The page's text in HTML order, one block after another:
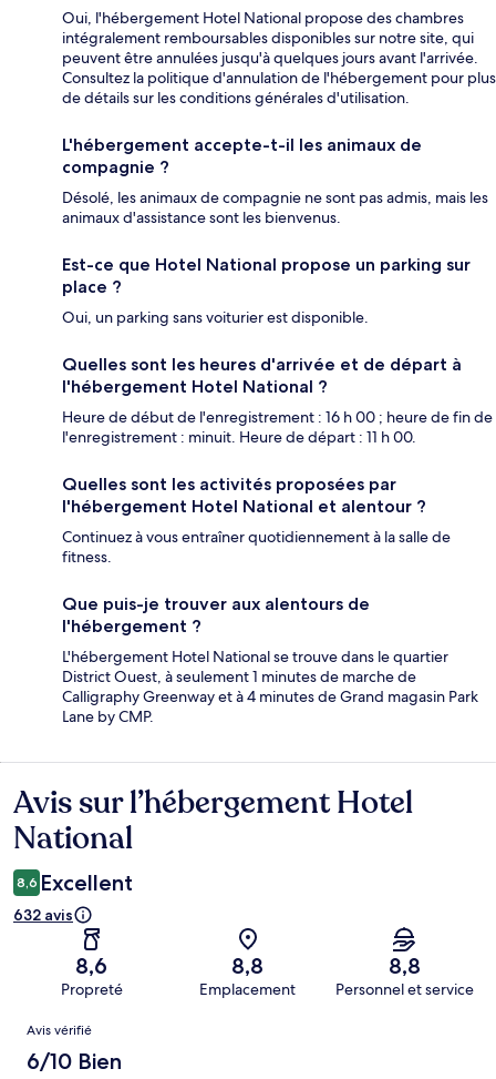
Oui, l'hébergement Hotel National propose des chambres
intégralement remboursables disponibles sur notre site, qui
peuvent être annulées jusqu'à quelques jours avant l'arrivée.
Consultez la politique d'annulation de l'hébergement pour plus
de détails sur les conditions générales d'utilisation.
L'hébergement accepte-t-il les animaux de
compagnie ?
Désolé, les animaux de compagnie ne sont pas admis, mais les
animaux d'assistance sont les bienvenus.
Est-ce que Hotel National propose un parking sur
place ?
Oui, un parking sans voiturier est disponible.
Quelles sont les heures d'arrivée et de départ à
l'hébergement Hotel National ?
Heure de début de l'enregistrement : 16 h 00 ; heure de fin de
l'enregistrement : minuit. Heure de départ : 11 h 00.
Quelles sont les activités proposées par
l'hébergement Hotel National et alentour ?
Continuez à vous entraîner quotidiennement à la salle de
fitness.
Que puis-je trouver aux alentours de
l'hébergement ?
L'hébergement Hotel National se trouve dans le quartier
District Ouest, à seulement 1 minutes de marche de
Calligraphy Greenway et à 4 minutes de Grand magasin Park
Lane by CMP.
Avis
Avis sur l’hébergement Hotel
National
8,6 Excellent
632 avis
8,6
Propreté
8,8
Emplacement
8,8
Personnel et service
Avis
Avis vérifié
6/10 Bien